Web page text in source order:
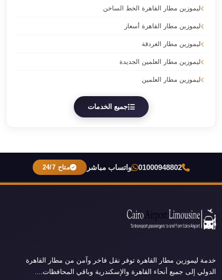
ليموزين مطار القاهرة الخط الساخن
ليموزين مطار القاهرة أسعار
ليموزين مطار الغردقة
ليموزين مطار العلمين الجديدة
ليموزين مطار العلمين
جميع الخدمات
01000948802 واتساب مباشر متاح 24/7
خدمة ليموزين مطار القاهرة توفر نقل فاخر وآمن من مطار القاهرة
الدولي إلى جميع أنحاء القاهرة والإسكندرية وباقي المحافظات....